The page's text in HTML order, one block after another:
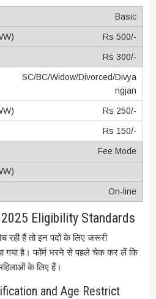
Basic
Rs 500/-
Rs 300/-
SC/BC/Widow/Divorced/Divya
ngjan
Rs 250/-
Rs 150/-
Fee Mode
On-line
Eligibility Standards
रही हैं तो इन पदों के लिए जरूरी
गया है। फॉर्म भरने से पहले चेक कर लें कि
के लिए हैं।
and Age Restrict